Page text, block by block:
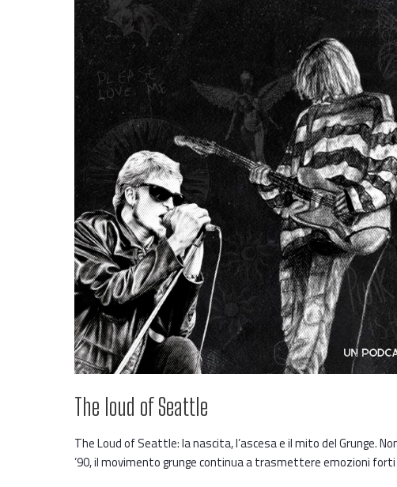
The loud of Seattle
The Loud of Seattle: la nascita, l’ascesa e il mito del Grunge.
’90, il movimento grunge continua a trasmettere emozioni